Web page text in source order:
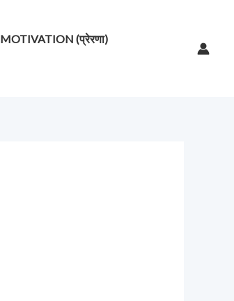
MOTIVATION (प्रेरणा)